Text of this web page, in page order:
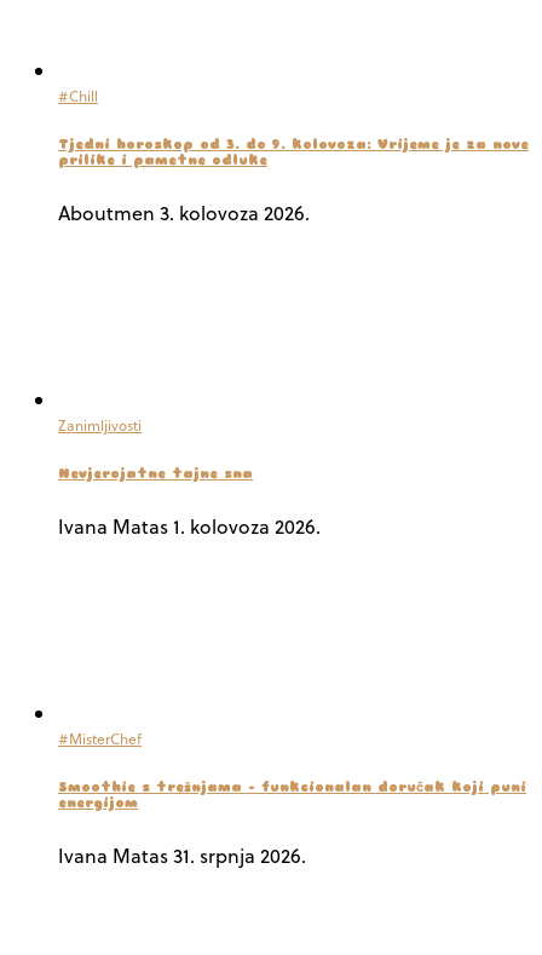
#Chill
Tjedni horoskop od 3. do 9. kolovoza: Vrijeme je za nove
prilike i pametne odluke
Aboutmen 3. kolovoza 2026.
Zanimljivosti
Nevjerojatne tajne sna
Ivana Matas1. kolovoza 2026.
#MisterChef
Smoothie s trešnjama – funkcionalan doručak koji puni
energijom
Ivana Matas31. srpnja 2026.